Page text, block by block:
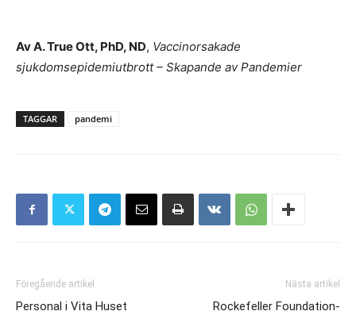
Av A. True Ott, PhD, ND, Vaccinorsakade
sjukdomsepidemiutbrott – Skapande av Pandemier
TAGGAR pandemi
Föregående artikel
Personal i Vita Huset
Nästa artikel
Rockefeller Foundation-